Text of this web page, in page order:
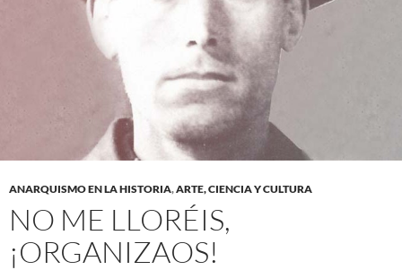
ANARQUISMO EN LA HISTORIA,ARTE, CIENCIA Y CULTURA
NO ME LLORÉIS,
¡ORGANIZAOS!